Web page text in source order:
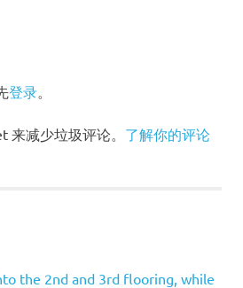
登录
来减少垃圾评论。 了解你的评论
the 2nd and 3rd flooring, while